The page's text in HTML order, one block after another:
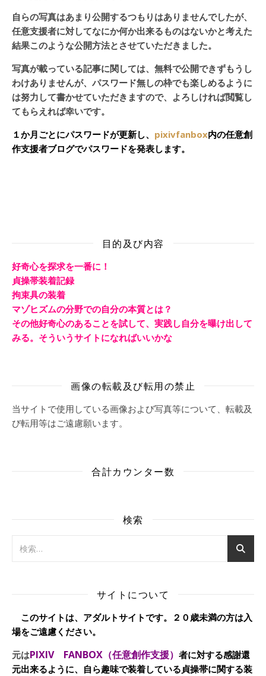
自らの写真はあまり公開するつもりはありませんでしたが、
任意支援者に対してなにか何か出来るものはないかと考えた
結果このような公開方法とさせていただきました。
写真が載っている記事に関しては、無料で公開できずもうし
わけありませんが、パスワード無しの枠でも楽しめるように
は努力して書かせていただきますので、よろしければ閲覧し
てもらえれば幸いです。
１か月ごとにパスワードが更新し、 pixivfanbox内の任意創
作支援者ブログでパスワードを発表します。
目的及び内容
好奇心を探求を一番に！
貞操帯装着記録
拘束具の装着
マゾヒズムの分野での自分の本質とは？
その他好奇心のあることを試して、実践し自分を曝け出して
みる。そういうサイトになればいいかな
画像の転載及び転用の禁止
当サイトで使用している画像および写真等について、転載及
び転用等はご遠慮願います。
合計カウンター数
検索
サイトについて
このサイトは、アダルトサイトです。２０歳未満の方は入
場をご遠慮ください。
元はPIXIV FANBOX（任意創作支援） 者に対する感謝還
元出来るように、自ら趣味で装着している貞操帯に関する装